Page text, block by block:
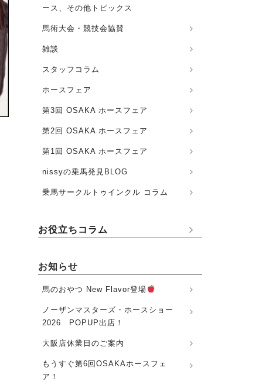
ース、その他トピックス
馬術大会・競技会協賛
雑談
スタッフコラム
ホースフェア
第3回 OSAKA ホースフェア
第2回 OSAKA ホースフェア
第1回 OSAKA ホースフェア
nissyの乗馬発見BLOG
乗馬サークルトゥインクル コラム
お役立ちコラム
お知らせ
馬のおやつ New Flavor登場
ノーザンマスターズ・ホースショー
2026 POPUP出店！
大阪店休業日のご案内
もうすぐ第6回OSAKAホースフェ
ア！